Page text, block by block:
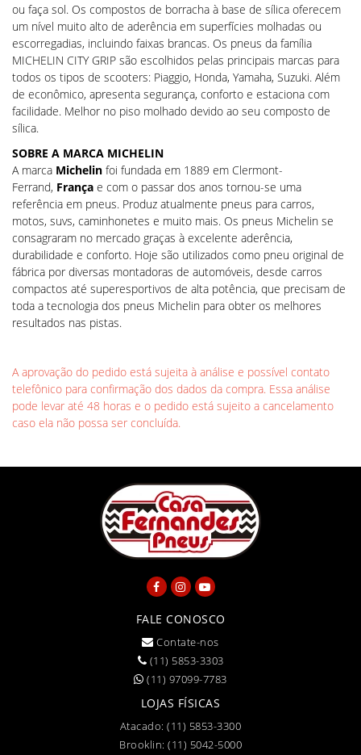
ou faça sol. Os compostos de borracha à base de sílica oferecem
um nível muito alto de aderência em superfícies molhadas ou
escorregadias, incluindo faixas brancas. Os pneus da família
MICHELIN CITY GRIP são escolhidos pelas principais marcas para
todos os tipos de scooters: Piaggio, Honda, Yamaha, Suzuki. Além
de econômico, apresenta segurança, conforto e estaciona com
facilidade. Melhor no piso molhado devido ao seu composto de
sílica.
SOBRE A MARCA MICHELIN
A marca Michelin foi fundada em 1889 em Clermont-
Ferrand, França e com o passar dos anos tornou-se uma
referência em pneus. Produz atualmente pneus para carros,
motos, suvs, caminhonetes e muito mais. Os pneus Michelin se
consagraram no mercado graças à excelente aderência,
durabilidade e conforto. Hoje são utilizados como pneu original de
fábrica por diversas montadoras de automóveis, desde carros
compactos até superesportivos de alta potência, que precisam de
toda a tecnologia dos pneus Michelin para obter os melhores
resultados nas pistas.
A aprovação do pedido está sujeita à análise e possível contato
telefônico para confirmação dos dados da compra. Essa análise
pode levar até 48 horas e o pedido está sujeito a cancelamento
caso ela não possa ser concluída.
FALE CONOSCO
Contate-nos
(11) 5853-3303
(11) 97099-7783
LOJAS FÍSICAS
Atacado:(11) 5853-3300
Brooklin: (11) 5042-5000